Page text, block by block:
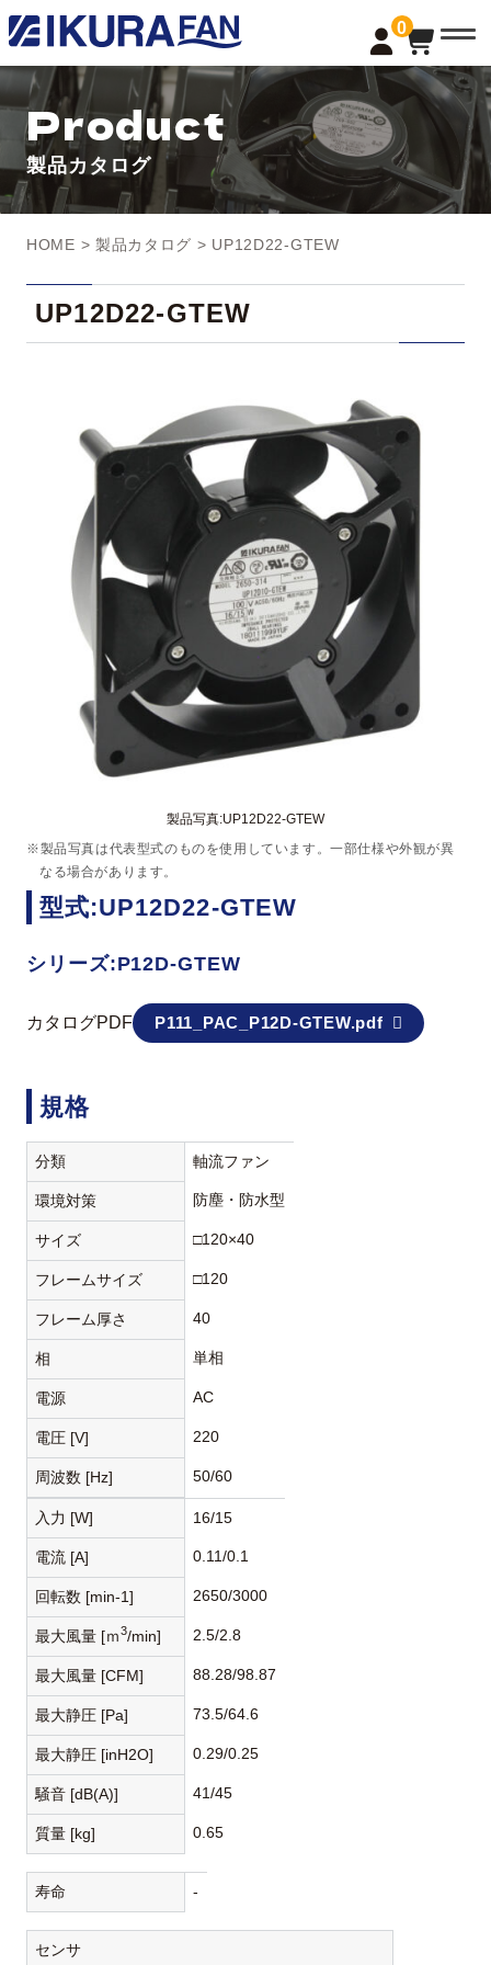
0
t
o
g
l
e
a
v
i
g
a
n
Product
製品カタログ
HOME > 製品カタログ > UP12D22-GTEW
UP12D22-GTEW
製品写真:UP12D22-GTEW
※製品写真は代表型式のものを使用しています。一部仕様や外観が異
なる場合があります。
型式:UP12D22-GTEW
シリーズ:P12D-GTEW
カタログPDF P111_PAC_P12D-GTEW.pdf
規格
分類 軸流ファン
環境対策 防塵・防水型
サイズ □120×40
フレームサイズ □120
フレーム厚さ 40
相 単相
電源 AC
電圧 [V] 220
周波数 [Hz] 50/60
入力 [W] 16/15
電流 [A] 0.11/0.1
回転数 [min-1] 2650/3000
最大風量 [ｍ3/min] 2.5/2.8
最大風量 [CFM] 88.28/98.87
最大静圧 [Pa] 73.5/64.6
最大静圧 [inH2O] 0.29/0.25
騒音 [dB(A)] 41/45
質量 [kg] 0.65
寿命 -
センサ